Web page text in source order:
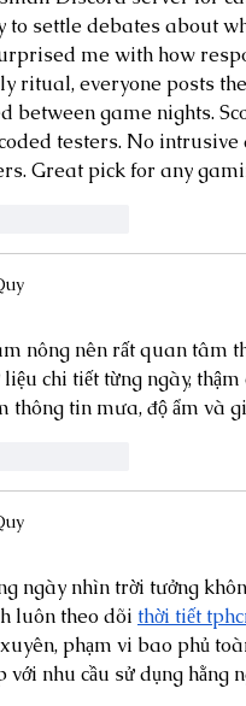
to settle debates about
me with how
ritual, everyone posts
between game nights.
testers. No
Great pick for any
nông nên rất quan tâm
liệu chi tiết từng ngày,
thông tin mưa, độ ẩm và
ngày nhìn trời tưởng
luôn theo dõi thời tiết
phạm vi bao phủ
với nhu cầu sử dụng hằng